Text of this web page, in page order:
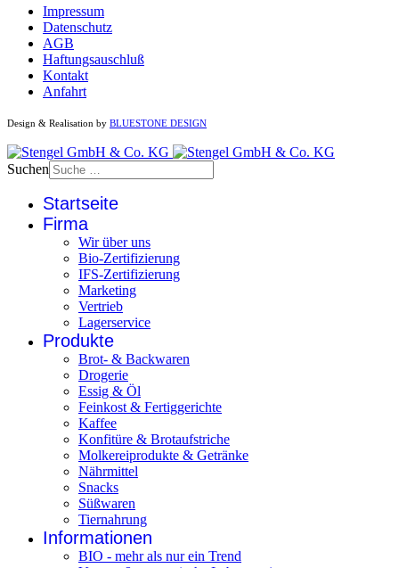
Impressum
Datenschutz
AGB
Haftungsauschluß
Kontakt
Anfahrt
Design & Realisation by BLUESTONE DESIGN
Suchen
Startseite
Firma
Wir über uns
Bio-Zertifizierung
IFS-Zertifizierung
Marketing
Vertrieb
Lagerservice
Produkte
Brot- & Backwaren
Drogerie
Essig & Öl
Feinkost & Fertiggerichte
Kaffee
Konfitüre & Brotaufstriche
Molkereiprodukte & Getränke
Nährmittel
Snacks
Süßwaren
Tiernahrung
Informationen
BIO - mehr als nur ein Trend